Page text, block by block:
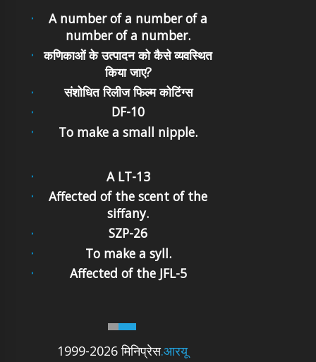
A number of a number of a
number of a number.
कणिकाओं के उत्पादन को कैसे व्यवस्थित
किया जाए?
संशोधित रिलीज फिल्म कोटिंग्स
DF-10
To make a small nipple.
1999-2026 मिनिप्रेस.आरयू
A LT-13
Affected of the scent of the
siffany.
SZP-26
To make a syll.
Affected of the JFL-5